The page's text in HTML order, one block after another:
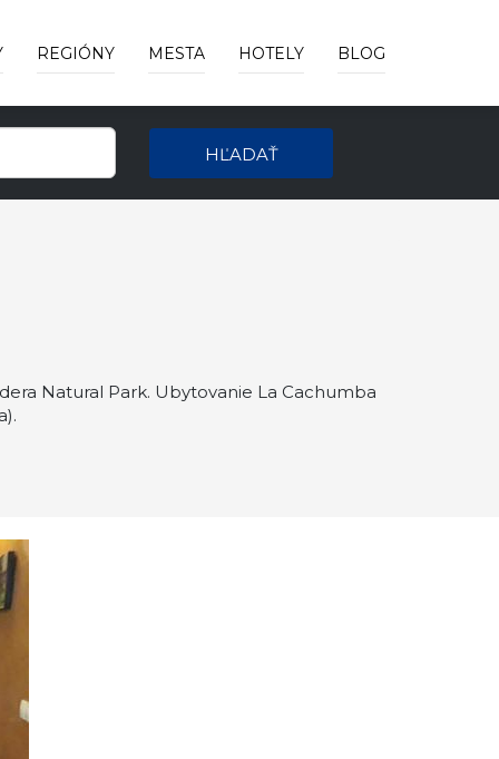
REGIÓNY MESTA HOTELY BLOG
HĽADAŤ
Natural Park. Ubytovanie La Cachumba